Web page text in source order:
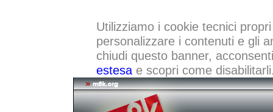
Utilizziamo i cookie tecnici
personalizzare i contenuti e gli
chiudi questo banner,
estesae scopri come